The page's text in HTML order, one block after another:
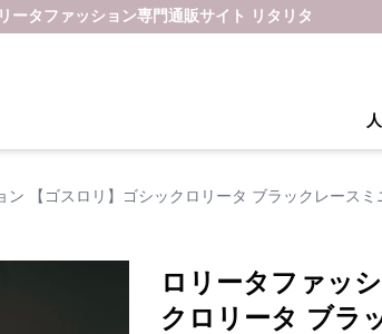
ータファッション専門通販サイト リタリタ
ン 【ゴスロリ】ゴシックロリータ ブラックレースミ
ロリータファッ
クロリータ ブラ